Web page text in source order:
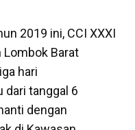
2019 ini, CCI XXXI
Barat
hari
dari tanggal 6
dengan